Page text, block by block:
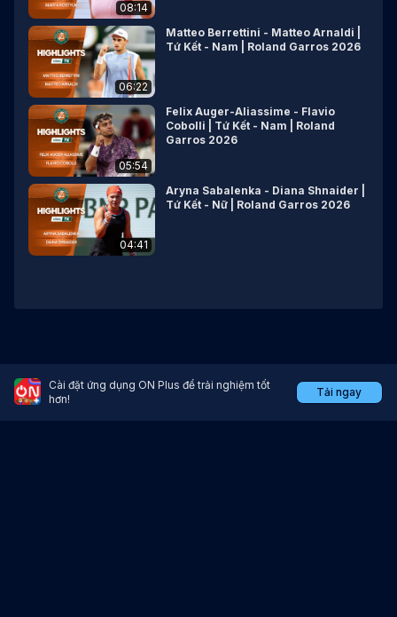
08:14
06:22
Matteo Berrettini - Matteo Arnaldi |
Tứ Kết - Nam | Roland Garros 2026
05:54
Felix Auger-Aliassime - Flavio
Cobolli | Tứ Kết - Nam | Roland
Garros 2026
04:41
Aryna Sabalenka - Diana Shnaider |
Tứ Kết - Nữ | Roland Garros 2026
Ứng dụng xem trực tiếp thể thao, bóng đá.
Cài đặt ứng dụng ON Plus để trải nghiệm tốt
hơn!
Tải ngay